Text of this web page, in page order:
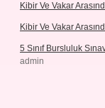
Kibir Ve Vakar
Kibir Ve Vakar
5 Sınıf Bursluluk
admin